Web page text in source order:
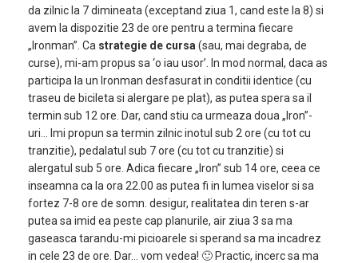
da zilnic la 7 dimineata (exceptand ziua 1, cand este la 8) si
avem la dispozitie 23 de ore pentru a termina fiecare
„Ironman”. Ca strategie de cursa (sau, mai degraba, de
curse), mi-am propus sa ‘o iau usor’. In mod normal, daca as
participa la un Ironman desfasurat in conditii identice (cu
traseu de bicileta si alergare pe plat), as putea spera sa il
termin sub 12 ore. Dar, cand stiu ca urmeaza doua „Iron”-
uri… Imi propun sa termin zilnic inotul sub 2 ore (cu tot cu
tranzitie), pedalatul sub 7 ore (cu tot cu tranzitie) si
alergatul sub 5 ore. Adica fiecare „Iron” sub 14 ore, ceea ce
inseamna ca la ora 22.00 as putea fi in lumea viselor si sa
fortez 7-8 ore de somn. desigur, realitatea din teren s-ar
putea sa imid ea peste cap planurile, air ziua 3 sa ma
gaseasca tarandu-mi picioarele si sperand sa ma incadrez
in cele 23 de ore. Dar… vom vedea! 🙂 Practic, incerc sa ma